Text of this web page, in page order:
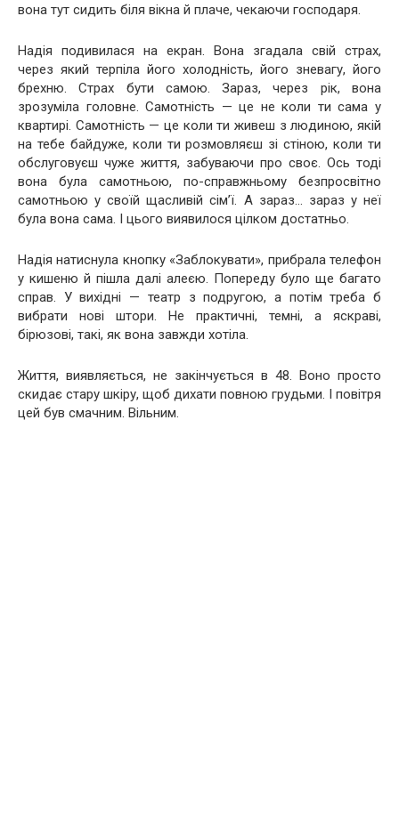
вона тут сидить біля вікна й плаче, чекаючи господаря.
Надія подивилася на екран. Вона згадала свій страх,
через який терпіла його холодність, його зневагу, його
брехню. Страх бути самою. Зараз, через рік, вона
зрозуміла головне. Самотність — це не коли ти сама у
квартирі. Самотність — це коли ти живеш з людиною, якій
на тебе байдуже, коли ти розмовляєш зі стіною, коли ти
обслуговуєш чуже життя, забуваючи про своє. Ось тоді
вона була самотньою, по-справжньому безпросвітно
самотньою у своїй щасливій сім’ї. А зараз… зараз у неї
була вона сама. І цього виявилося цілком достатньо.
Надія натиснула кнопку «Заблокувати», прибрала телефон
у кишеню й пішла далі алеєю. Попереду було ще багато
справ. У вихідні — театр з подругою, а потім треба б
вибрати нові штори. Не практичні, темні, а яскраві,
бірюзові, такі, як вона завжди хотіла.
Життя, виявляється, не закінчується в 48. Воно просто
скидає стару шкіру, щоб дихати повною грудьми. І повітря
цей був смачним. Вільним.